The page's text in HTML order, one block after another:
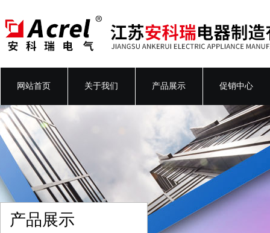
网站首页 关于我们 产品展示 促销中心
产品展示